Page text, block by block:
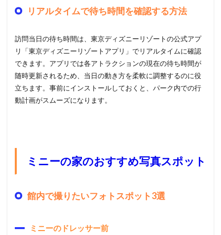
リアルタイムで待ち時間を確認する方法
訪問当日の待ち時間は、東京ディズニーリゾートの公式アプ
リ「東京ディズニーリゾートアプリ」でリアルタイムに確認
できます。アプリでは各アトラクションの現在の待ち時間が
随時更新されるため、当日の動き方を柔軟に調整するのに役
立ちます。事前にインストールしておくと、パーク内での行
動計画がスムーズになります。
ミニーの家のおすすめ写真スポット
館内で撮りたいフォトスポット3選
ミニーのドレッサー前